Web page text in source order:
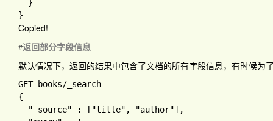
Copied!
#返回部分字段信息
默认情况下，返回的结果中包含了文档的所有字段信息，有时候为
GET books
{
"_source"
: [ "title" , "author"] ,